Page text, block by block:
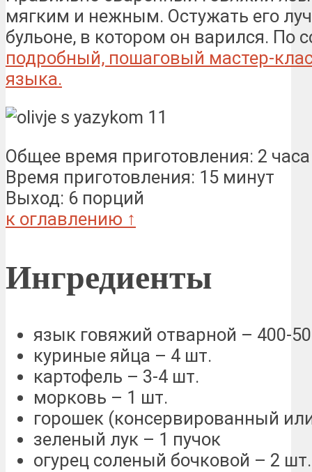
мягким и нежным. Остужать его
бульоне, в котором он варился. По
подробный, пошаговый мастер-
языка.
Общее время приготовления: 2 часа
Время приготовления: 15 минут
Выход: 6 порций
к оглавлению ↑
Ингредиенты
язык говяжий отварной – 400-
куриные яйца – 4 шт.
картофель – 3-4 шт.
морковь – 1 шт.
горошек (консервированный
зеленый лук – 1 пучок
огурец соленый бочковой – 2 шт.